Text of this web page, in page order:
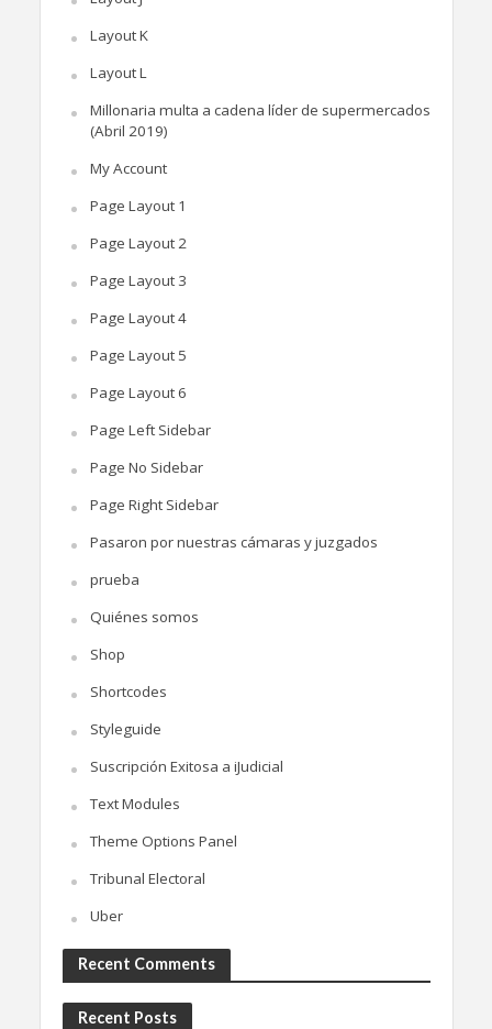
Layout K
Layout L
Millonaria multa a cadena líder de supermercados
(Abril 2019)
My Account
Page Layout 1
Page Layout 2
Page Layout 3
Page Layout 4
Page Layout 5
Page Layout 6
Page Left Sidebar
Page No Sidebar
Page Right Sidebar
Pasaron por nuestras cámaras y juzgados
prueba
Quiénes somos
Shop
Shortcodes
Styleguide
Suscripción Exitosa a iJudicial
Text Modules
Theme Options Panel
Tribunal Electoral
Uber
Recent Comments
Recent Posts